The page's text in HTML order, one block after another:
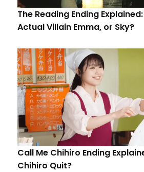
The Reading Ending
Actual Villain Emma, or Sky?
Call Me Chihiro Ending
Chihiro Quit?